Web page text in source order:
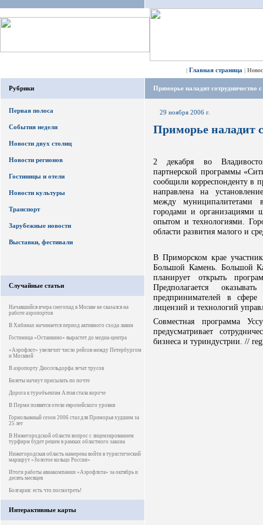
| Главная страница |
Рубрики
Первая полоса
События недели
Новости двух столиц
Новости регионов
Гостиницы и отели
Новости культуры
Транспорт
Зарубежные новости
Выставки, фестивали
Случайные статьи
Начавшийся вчера снегопад в Москве не сказался на
работе аэропортов
В Хибинах начинается период активного схода лавин
Гостиница «Останкино» вырастет до медиа-центра
«Аэрофлот» увеличит число рейсов между Петербургом
и Москвой
В аэропорту Дюссельдорфа лечат трусов
Билеты начнут присылать по почте
Дорога к туробъектам Алтая стала короче
В Перми появятся отели европейского уровня
Горнолыжный сезон 2006 стал для Приморья худшим за
25 лет
В Нижегородской области вопрос с лицензированием
турфирм будет решен в рамках областного закона
Нижегородская область намерена войти в туристический
маршрут «Золотое кольцо России»
Итоги работы авиакомпании «Аэрофлота» за октябрь и
десять месяцев
Болгария: есть что посмотреть!
Интерактивные карты
Приморье наладит сотрудничество
29 ноября 2006 г.
Приморье наладит
2 декабря во
партнерской программы
сообщили корреспонденту в
направлена на
между муниципалитетами
городами и организациями
опытом и технологиями.
области развития малого и
В Приморском крае
Большой Камень. Большой
планирует открыть
Предполагается
предпринимателей в сфере
лицензий и технологий
Совместная программа
предусматривает
бизнеса и туриндустрии. //